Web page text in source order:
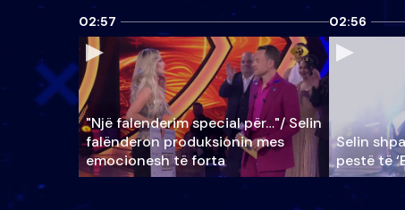
02:57
"Një falenderim special për…"/ Selin
falënderon produksionin mes
emocionesh të forta
02:56
Selin
pestë të